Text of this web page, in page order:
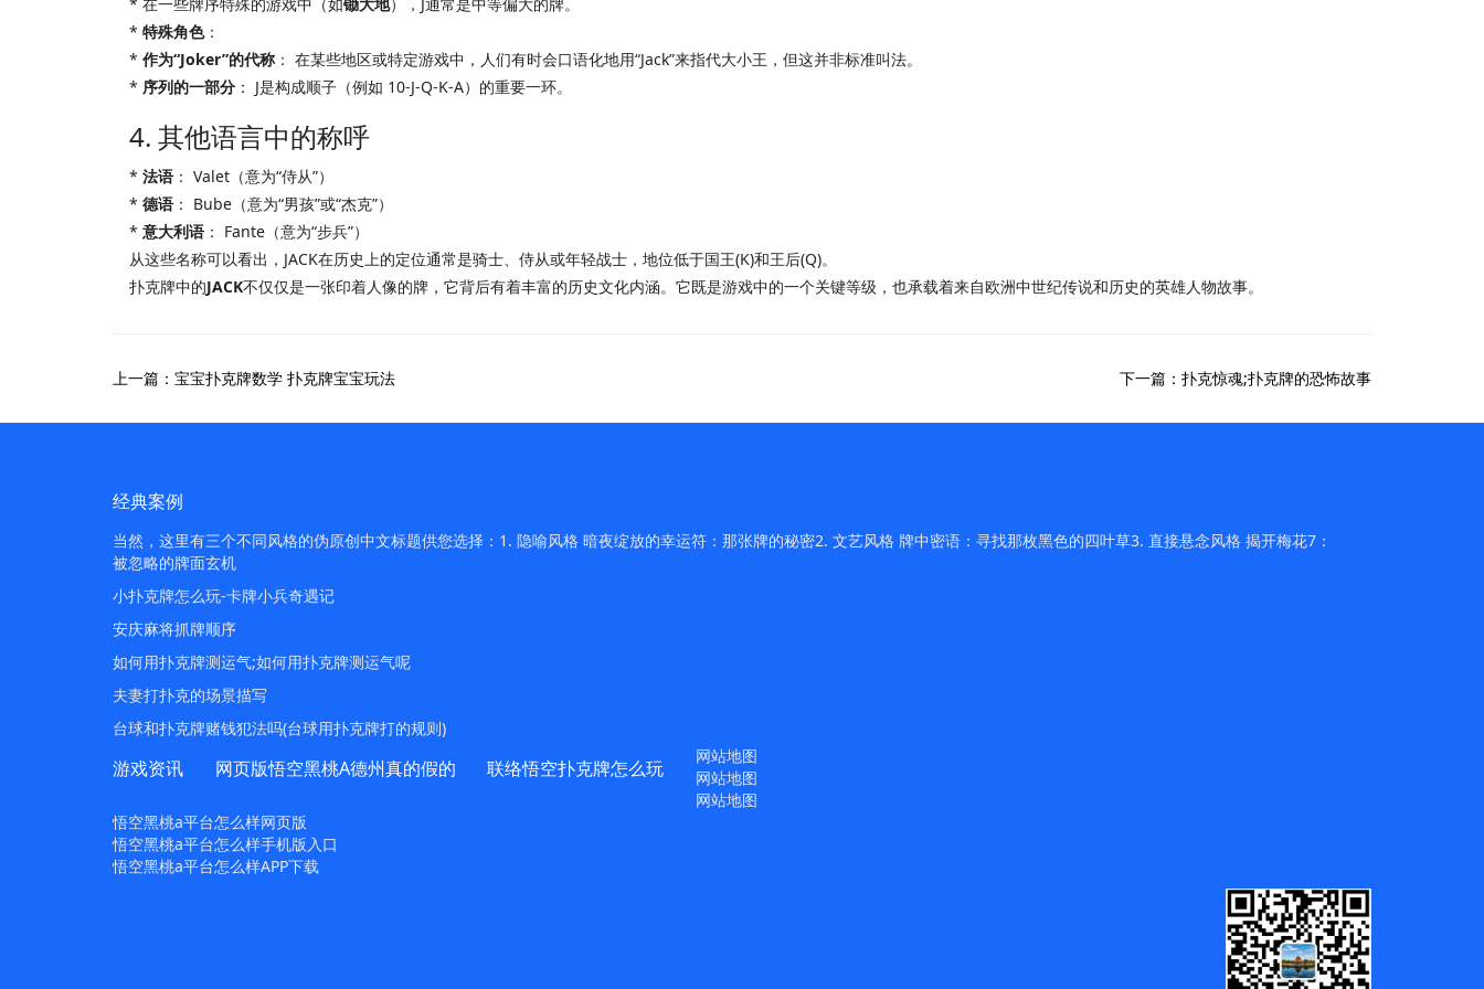
* 特殊角色：
* 作为“Joker”的代称 ： 在某些地区或特定游戏中，人们有时会口语化地用“Jack”来指代大小王，但这并非标准叫法。
* 序列的一部分 ： J是构成顺子（例如 10-J-Q-K-A）的重要一环。
4. 其他语言中的称呼
* 法语 ： Valet（意为“侍从”）
* 德语 ： Bube（意为“男孩”或“杰克”）
* 意大利语 ： Fante（意为“步兵”）
从这些名称可以看出，JACK在历史上的定位通常是骑士、侍从或年轻战士，地位低于国王(K)和王后(Q)。
扑克牌中的JACK不仅仅是一张印着人像的牌，它背后有着丰富的历史文化内涵。它既是游戏中的一个关键等级，也承载着来自欧洲中世纪传说和历史的英雄人物故事。
上一篇：宝宝扑克牌数学 扑克牌宝宝玩法 下一篇：扑克惊魂;扑克牌的恐怖故事
经典案例
当然，这里有三个不同风格的伪原创中文标题供您选择：1. 隐喻风格 暗夜绽放的幸运符：那张牌的秘密2. 文艺风格 牌中密语：寻找那枚黑色的四叶草3. 直接悬念风格 揭开梅花7：
被忽略的牌面玄机
小扑克牌怎么玩-卡牌小兵奇遇记
安庆麻将抓牌顺序
如何用扑克牌测运气;如何用扑克牌测运气呢
夫妻打扑克的场景描写
台球和扑克牌赌钱犯法吗(台球用扑克牌打的规则)
游戏资讯 网页版悟空黑桃A德州真的假的 联络悟空扑克牌怎么玩
网站地图
网站地图
网站地图
悟空黑桃a平台怎么样网页版
悟空黑桃a平台怎么样手机版入口
悟空黑桃a平台怎么样APP下载